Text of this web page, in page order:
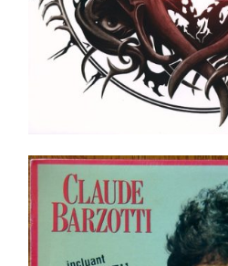
Claude Barzotti – Beau,